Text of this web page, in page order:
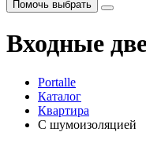
Помочь выбрать
Входные
Portalle
Каталог
Квартира
С шумоизоляцией